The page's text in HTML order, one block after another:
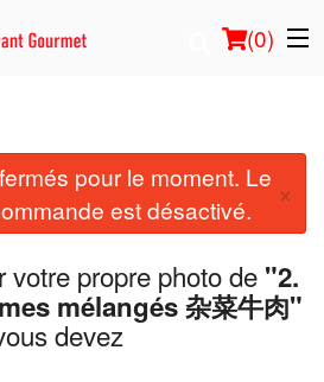
(0)
pour le moment. Le
est désactivé.
×
votre propre photo de "2.
mélangés 杂菜牛肉"
devez